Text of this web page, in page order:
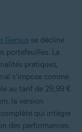
Genius se décline
portefeuilles. La
pratiques,
s’impose comme
au tarif de 29,99 €
la version
qui intègre
des performances.